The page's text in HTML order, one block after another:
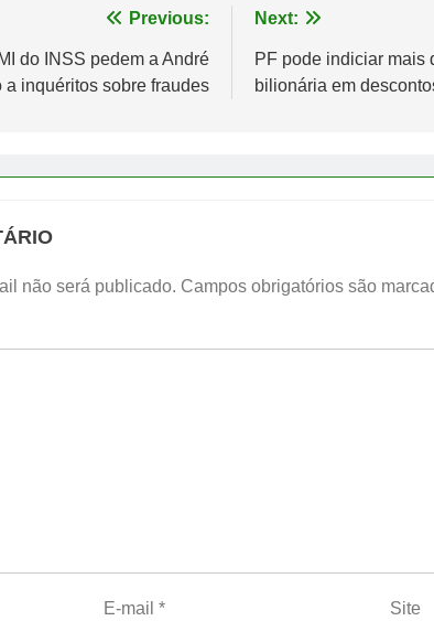
Previous:
do INSS pedem a André
a inquéritos sobre fraudes
Next:
PF pode indiciar mais
bilionária em
não será publicado. Campos obrigatórios são
E-mail * Site